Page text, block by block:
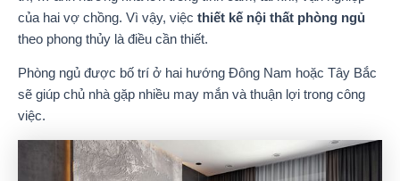
của hai vợ chồng. Vì vậy, việc thiết kế nội thất phòng ngủ
theo phong thủy là điều cần thiết.
Phòng ngủ được bố trí ở hai hướng Đông Nam hoặc Tây Bắc
sẽ giúp chủ nhà gặp nhiều may mắn và thuận lợi trong công
việc.